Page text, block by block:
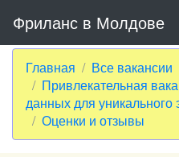
Фриланс в Молдове
Главная
Все вакансии
Привлекательная
данных для уникального
Оценки и отзывы